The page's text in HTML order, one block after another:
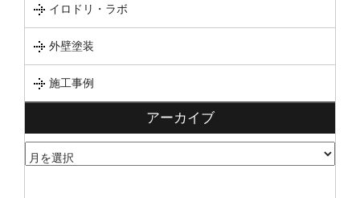
イロドリ・ラボ
外壁塗装
施工事例
アーカイブ
ア